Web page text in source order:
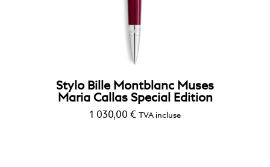
Stylo Bille Montblanc Muses
Maria Callas Special Edition
1 030,00 € TVA incluse